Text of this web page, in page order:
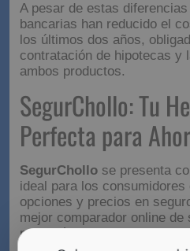
A pesar de estas
bancarias han reducido el
los últimos dos años,
contratación de hipotecas y
ambos productos.
SegurChollo: Tu
Perfecta para
SegurChollo se presenta
ideal para los
opciones y precios en
mejor comparador online de
permitiéndote encontrar los